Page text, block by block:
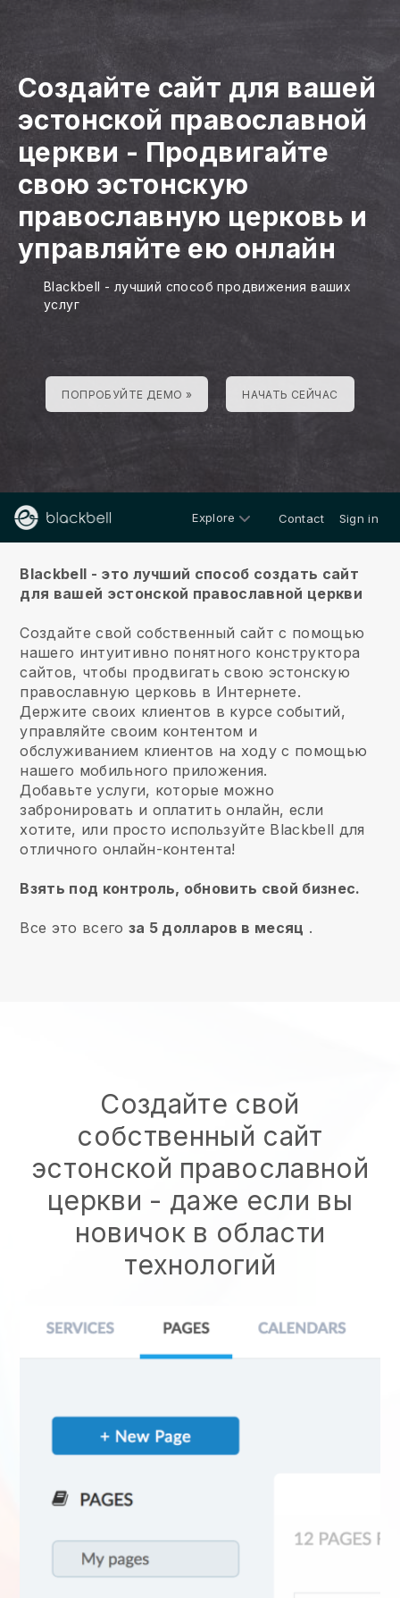
Создайте сайт для вашей
эстонской православной
церкви - Продвигайте
свою эстонскую
православную церковь и
управляйте ею онлайн
Blackbell - лучший способ продвижения ваших
услуг
ПОПРОБУЙТЕ ДЕМО » НАЧАТЬ СЕЙЧАС
Explore Contact Sign in
Blackbell - это лучший способ создать сайт
для вашей эстонской православной церкви
Создайте свой собственный сайт с помощью
нашего интуитивно понятного конструктора
сайтов, чтобы продвигать свою эстонскую
православную церковь в Интернете.
Держите своих клиентов в курсе событий,
управляйте своим контентом и
обслуживанием клиентов на ходу с помощью
нашего мобильного приложения.
Добавьте услуги, которые можно
забронировать и оплатить онлайн, если
хотите, или просто используйте Blackbell для
отличного онлайн-контента!
Взять под контроль, обновить свой бизнес.
Все это всего за 5 долларов в месяц .
Создайте свой
собственный сайт
эстонской православной
церкви - даже если вы
новичок в области
технологий